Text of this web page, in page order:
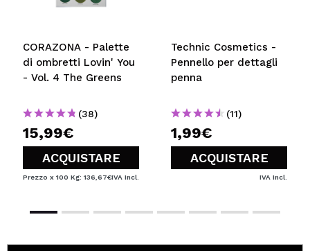
CORAZONA - Palette
di ombretti Lovin' You
- Vol. 4 The Greens
(38)
15,99€
ACQUISTARE
Prezzo x 100 Kg: 136,67€IVA Incl.
Technic Cosmetics -
Pennello per dettagli
penna
(11)
1,99€
ACQUISTARE
IVA Incl.